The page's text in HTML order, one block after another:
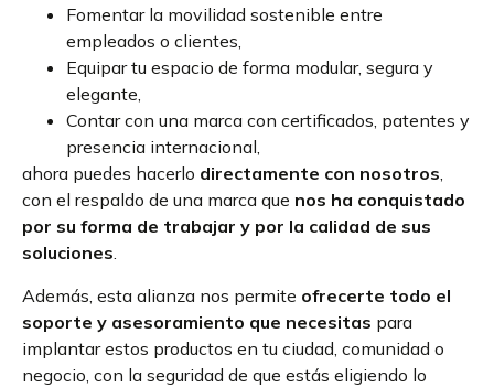
Fomentar la movilidad sostenible entre
empleados o clientes,
Equipar tu espacio de forma modular, segura y
elegante,
Contar con una marca con certificados, patentes y
presencia internacional,
ahora puedes hacerlo directamente con nosotros,
con el respaldo de una marca que nos ha conquistado
por su forma de trabajar y por la calidad de sus
soluciones.
Además, esta alianza nos permite ofrecerte todo el
soporte y asesoramiento que necesitas para
implantar estos productos en tu ciudad, comunidad o
negocio, con la seguridad de que estás eligiendo lo